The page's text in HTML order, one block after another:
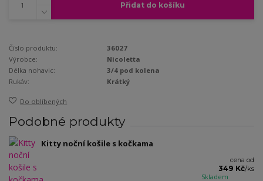
Přidat do košíku
Číslo produktu:
36027
Výrobce:
Nicoletta
Délka nohavic:
3/4 pod kolena
Rukáv:
Krátký
Do oblíbených
Podobné produkty
Kitty noční košile s kočkama
cena od
349 Kč/ks
Skladem